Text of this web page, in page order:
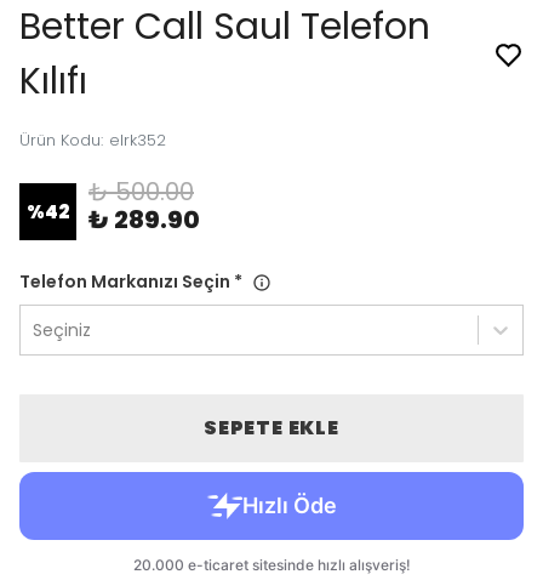
Better Call Saul Telefon
Kılıfı
Ürün Kodu: elrk352
%42
₺ 500.00
₺ 289.90
Telefon Markanızı Seçin *
Seçiniz
SEPETE EKLE